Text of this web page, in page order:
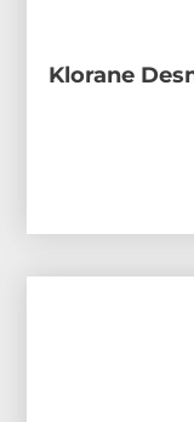
Klorane